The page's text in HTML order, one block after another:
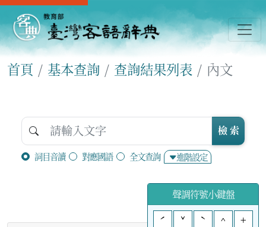
首頁 基本查詢 查詢結果列表 內文
詞目音讀 對應國語 全文查詢 進階設定
檢 索
聲調符號小鍵盤
ˊ
ˇ ˋ ^ +